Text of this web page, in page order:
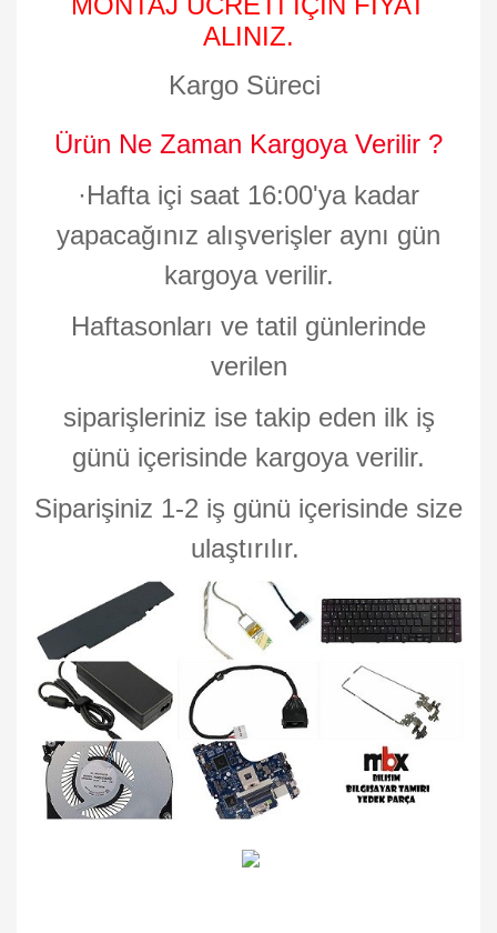
ALINIZ.
Kargo Süreci
Ürün Ne Zaman Kargoya Verilir ?
·Hafta içi saat 16:00'ya kadar
yapacağınız alışverişler aynı gün
kargoya verilir.
Haftasonları ve tatil günlerinde
verilen
siparişleriniz ise takip eden ilk iş
günü içerisinde kargoya verilir.
Siparişiniz 1-2 iş günü içerisinde size
ulaştırılır.